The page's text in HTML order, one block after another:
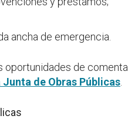
ancha de emergencia.
de
de Obras Públicas